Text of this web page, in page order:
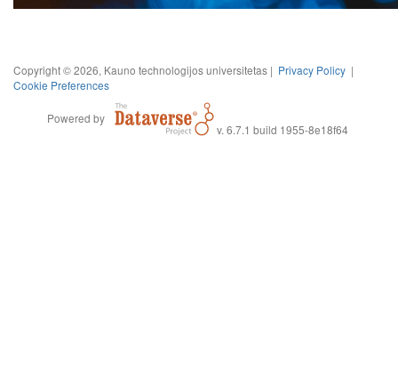
Copyright © 2026, Kauno technologijos universitetas | Privacy Policy |
Cookie Preferences
Powered by
v. 6.7.1 build 1955-8e18f64